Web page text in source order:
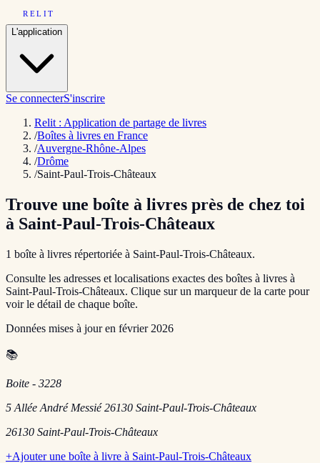
RELIT
L'application
Se connecterS'inscrire
Relit : Application de partage de livres
/Boîtes à livres en France
/Auvergne-Rhône-Alpes
/Drôme
/Saint-Paul-Trois-Châteaux
Trouve une boîte à livres près de chez toi
à Saint-Paul-Trois-Châteaux
1 boîte à livres répertoriée à Saint-Paul-Trois-Châteaux.
Consulte les adresses et localisations exactes des boîtes à livres à
Saint-Paul-Trois-Châteaux. Clique sur un marqueur de la carte pour
voir le détail de chaque boîte.
Données mises à jour en février 2026
📚
Boite - 3228
5 Allée André Messié 26130 Saint-Paul-Trois-Châteaux
26130 Saint-Paul-Trois-Châteaux
+Ajouter une boîte à livre à Saint-Paul-Trois-Châteaux